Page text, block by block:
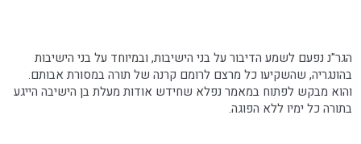
הגר"נ נפעם לשמע הדיבור על בני הישיבות, ובמיוחד על בני הישיבות
בהונגריה, שהשקיעו כל מרצם לרומם קרנה של תורה במסורת אבותם.
והוא מבקש לפתוח במאמר נפלא שחידש אודות מעלת בן הישיבה הייגע
בתורה כל ימיו ללא הפוגה.